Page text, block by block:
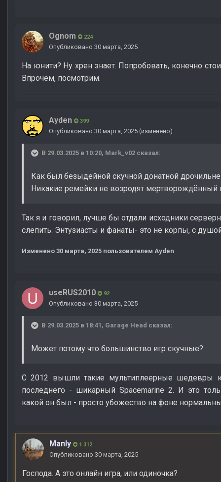
Ognom 224
Опубликовано 30 марта, 2025
На юнити? Ну хрен знает. Попробовать, конечно
Впрочем, посмотрим.
Ayden 399
Опубликовано 30 марта, 2025 (изменено)
В 29.03.2025 в 10:20, Mark_v02 сказал:
Как был безыдейной скучной донатной
Никакие ремейки не возродят мертворождённый
Так я и говорил, лучше бы отдали исходники
слепить. Энтузиасты и фанаты- это не корпы, с
Изменено 30 марта, 2025 пользователем Ayden
useRUS2010 92
Опубликовано 30 марта, 2025
В 29.03.2025 в 18:41, Garage Head сказал:
Может потому что большинство игр скучные?
С 2012 вышли такие мультиплеерные шедевры
последнего - шикарный Spacemarine 2. И это
какой он был - просто убожество на фоне
Manly 1 312
Опубликовано 30 марта, 2025
Господа. А это онлайн игра, или одиночка?